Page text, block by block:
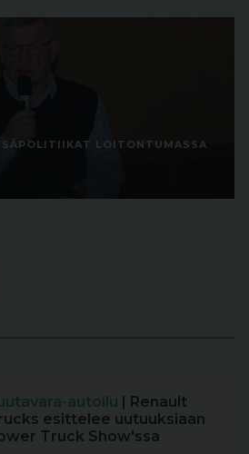
LOITONTUMASSA
autoilu | Renault
esittelee uutuuksiaan
Truck Show'ssa